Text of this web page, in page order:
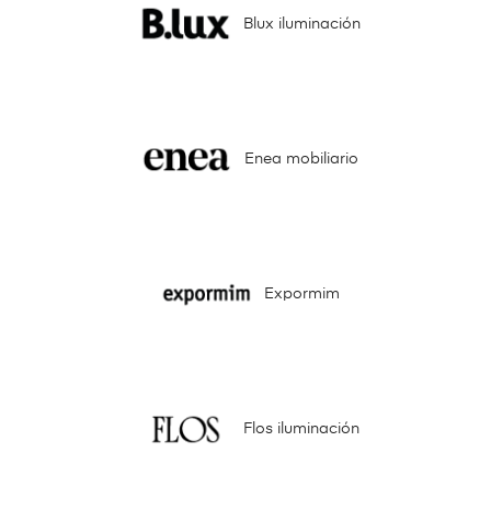
Blux iluminación
Enea mobiliario
Expormim
Flos iluminación